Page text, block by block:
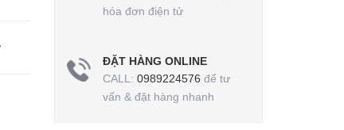
hóa đơn điện tử
ĐẶT HÀNG ONLINE
CALL: 0989224576 để tư
vấn & đặt hàng nhanh